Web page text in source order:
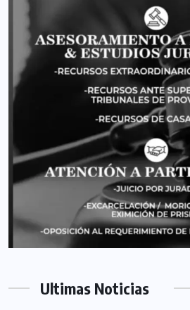
Ultimas Noticias